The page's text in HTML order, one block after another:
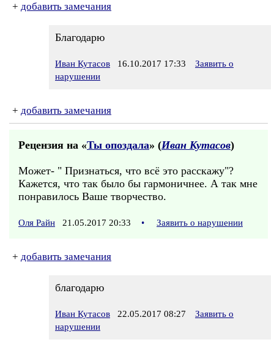
+ добавить замечания
Благодарю
Иван Кутасов 16.10.2017 17:33
Заявить о
нарушении
+ добавить замечания
Рецензия на «Ты опоздала» (Иван Кутасов)
Может- " Признаться, что всё это расскажу"?
Кажется, что так было бы гармоничнее. А так мне
понравилось Ваше творчество.
Оля Райн 21.05.2017 20:33 • Заявить о нарушении
+ добавить замечания
благодарю
Иван Кутасов 22.05.2017 08:27
Заявить о
нарушении